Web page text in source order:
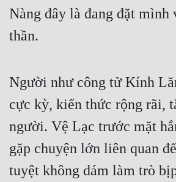
Nàng đây là đang đặt
thần.
Người như công tử Kính
cực kỳ, kiến thức rộng rãi,
người. Vệ Lạc trước mặt
gặp chuyện lớn liên quan
tuyệt không dám làm trò